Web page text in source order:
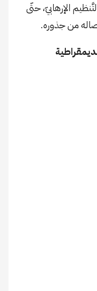
الإرهابيّ، حتّى
من جذوره.